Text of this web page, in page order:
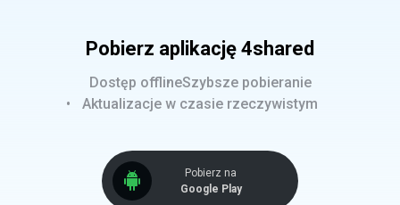
Pobierz aplikację 4shared
Dostęp offlineSzybsze pobieranie
Aktualizacje w czasie rzeczywistym
Pobierz na
Google Play